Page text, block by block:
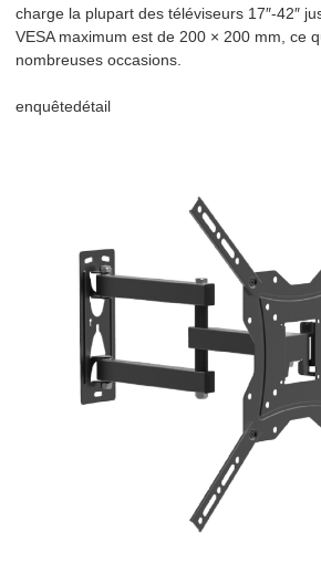
charge la plupart des téléviseurs 17″-42″
VESA maximum est de 200 × 200 mm, ce
nombreuses occasions.
enquêtedétail